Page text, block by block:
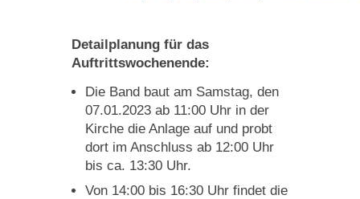
Detailplanung für das
Auftrittswochenende:
Die Band baut am Samstag, den
07.01.2023 ab 11:00 Uhr in der
Kirche die Anlage auf und probt
dort im Anschluss ab 12:00 Uhr
bis ca. 13:30 Uhr.
Von 14:00 bis 16:30 Uhr findet die